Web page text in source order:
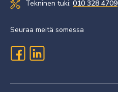
Tekninen tuki: 010 328 4709
Seuraa meitä somessa